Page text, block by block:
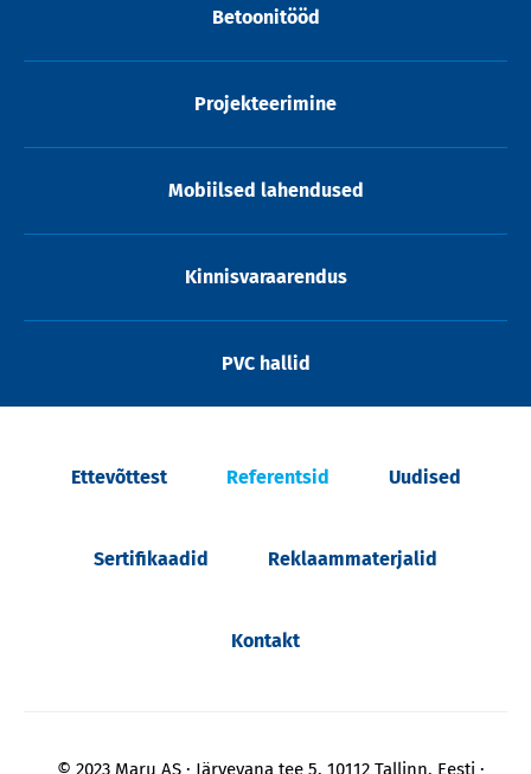
Betoonitööd
Projekteerimine
Mobiilsed lahendused
Kinnisvaraarendus
PVC hallid
Ettevõttest Referentsid Uudised
Sertifikaadid Reklaammaterjalid
Kontakt
© 2023 Maru AS Järvevana tee 5, 10112 Tallinn, Eesti